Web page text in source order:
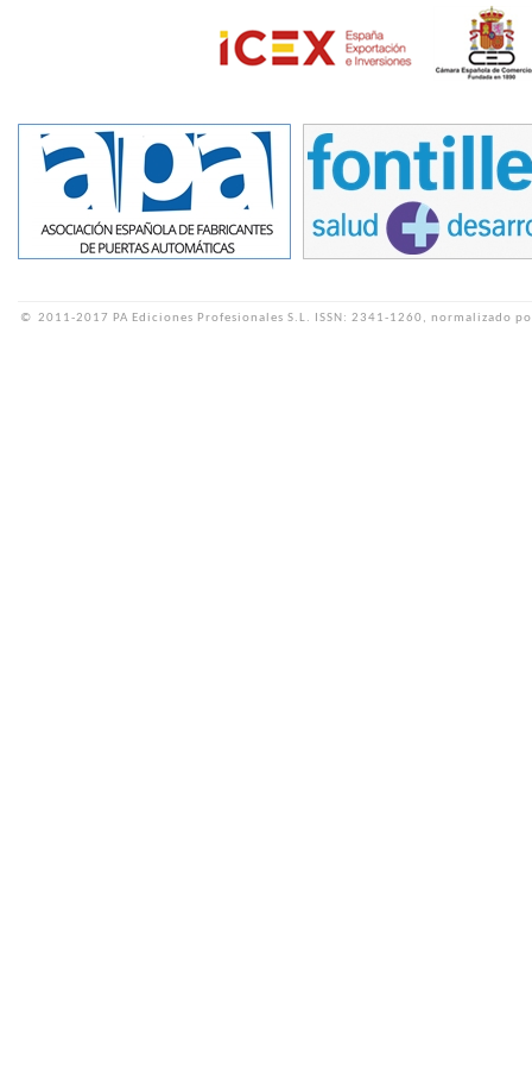
© 2011-2017 PA Ediciones Profesionales S.L. ISSN: 2341-1260, normalizado